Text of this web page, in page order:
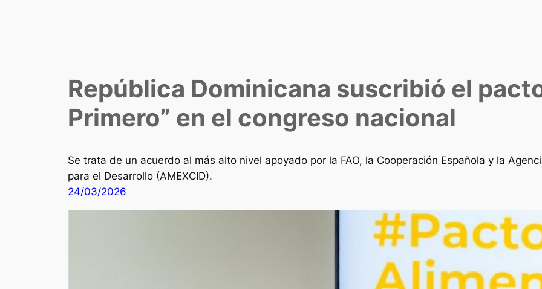
República Dominicana suscribió el
Primero” en el congreso nacional
Se trata de un acuerdo al más alto nivel apoyado por la FAO, la Cooperación Española y la
para el Desarrollo (AMEXCID).
24/03/2026